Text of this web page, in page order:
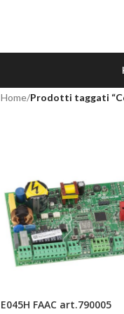
Home/Prodotti taggati
E045H FAAC art.790005